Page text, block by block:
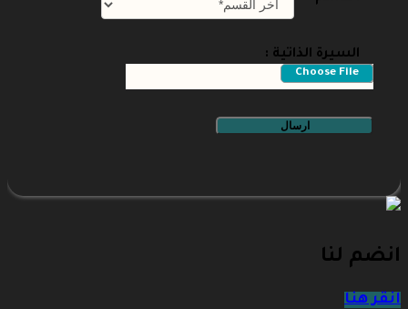
السيرة الذاتية :
ارسال
انضم لنا
انقر هنا